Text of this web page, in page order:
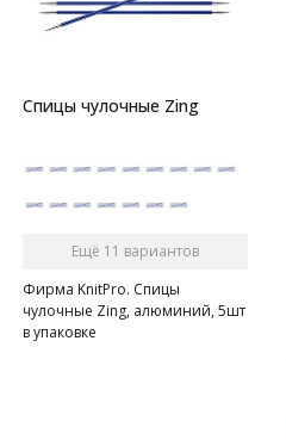
Спицы чулочные Zing
Ещё 11 вариантов
Фирма KnitPro. Спицы
чулочные Zing, алюминий, 5шт
в упаковке